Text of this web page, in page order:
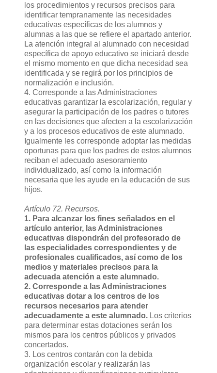
los procedimientos y recursos precisos para
identificar tempranamente las necesidades
educativas específicas de los alumnos y
alumnas a las que se refiere el apartado anterior.
La atención integral al alumnado con necesidad
específica de apoyo educativo se iniciará desde
el mismo momento en que dicha necesidad sea
identificada y se regirá por los principios de
normalización e inclusión.
4. Corresponde a las Administraciones
educativas garantizar la escolarización, regular y
asegurar la participación de los padres o tutores
en las decisiones que afecten a la escolarización
y a los procesos educativos de este alumnado.
Igualmente les corresponde adoptar las medidas
oportunas para que los padres de estos alumnos
reciban el adecuado asesoramiento
individualizado, así como la información
necesaria que les ayude en la educación de sus
hijos.
Artículo 72. Recursos.
1. Para alcanzar los fines señalados en el
artículo anterior, las Administraciones
educativas dispondrán del profesorado de
las especialidades correspondientes y de
profesionales cualificados, así como de los
medios y materiales precisos para la
adecuada atención a este alumnado.
2. Corresponde a las Administraciones
educativas dotar a los centros de los
recursos necesarios para atender
adecuadamente a este alumnado. Los criterios
para determinar estas dotaciones serán los
mismos para los centros públicos y privados
concertados.
3. Los centros contarán con la debida
organización escolar y realizarán las